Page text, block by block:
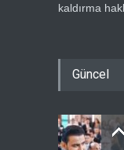
kaldırma
Güncel